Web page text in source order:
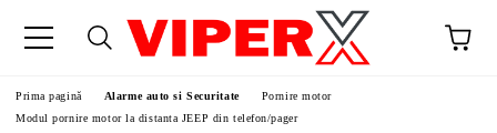
Prima pagină Alarme auto si Securitate
Pornire motor
Modul pornire motor la distanta JEEP din telefon/pager